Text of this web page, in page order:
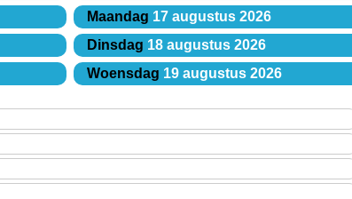
Maandag 17 augustus 2026
Dinsdag 18 augustus 2026
Woensdag 19 augustus 2026